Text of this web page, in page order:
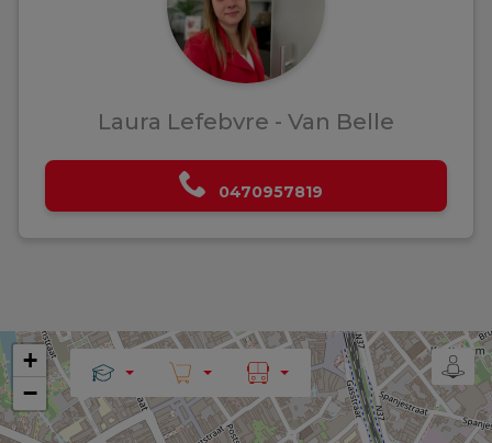
Laura Lefebvre - Van Belle
0470957819
+
−